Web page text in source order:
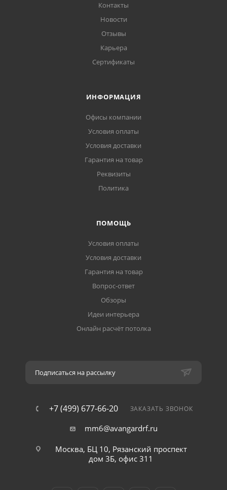
Контакты
Новости
Отзывы
Карьера
Сертификаты
ИНФОРМАЦИЯ
Офисы компании
Условия оплаты
Условия доставки
Гарантия на товар
Реквизиты
Политика
ПОМОЩЬ
Условия оплаты
Условия доставки
Гарантия на товар
Вопрос-ответ
Обзоры
Идеи интерьера
Онлайн расчёт потолка
Подписаться на рассылку
+7 (499) 677-66-20 ЗАКАЗАТЬ ЗВОНОК
mm6@avangardrf.ru
Москва, БЦ 10, Рязанский проспект
дом 3Б, офис 311